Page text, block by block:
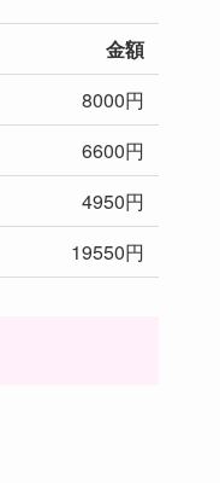
金額
8000円
6600円
4950円
19550円